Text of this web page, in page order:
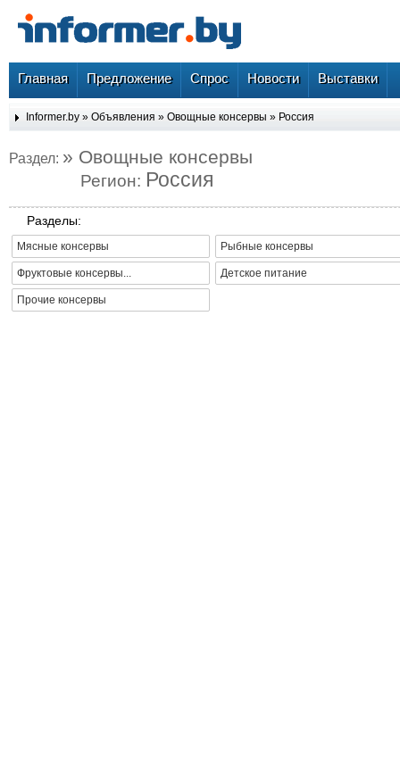
Главная Предложение Спрос Новости Выставки
Informer.by » Объявления » Овощные консервы » Россия
Раздел: » Овощные консервы
Регион: Россия
Разделы:
Мясные консервы Рыбные консервы
Фруктовые консервы... Детское питание
Прочие консервы